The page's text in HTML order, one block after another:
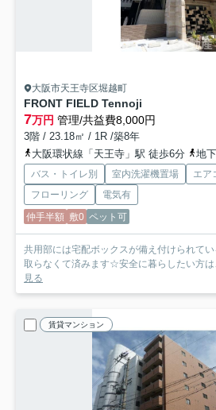
大阪市天王寺区堀越町
FRONT FIELD Tennoji
7万円 管理/共益費8,000円
3階 / 23.18㎡ / 1R /築8年
大阪環状線「天王寺」駅 徒歩6分
地下鉄
バス・トイレ別 室内洗濯機置場 エア
フローリング
電気有
仲手半額 敷0 ペット可
共用部には宅配ボックスが備え付けられて
取らなくて済みます☆安全に暮らしたい方
見る
賃貸マンション